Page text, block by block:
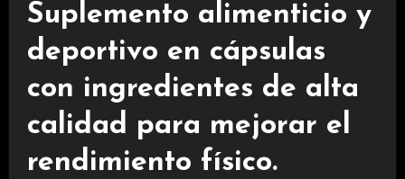
Suplemento alimenticio y
deportivo en cápsulas
con ingredientes de alta
calidad para mejorar el
rendimiento físico.